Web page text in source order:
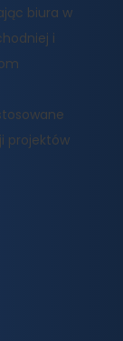
biura w
i
projektów